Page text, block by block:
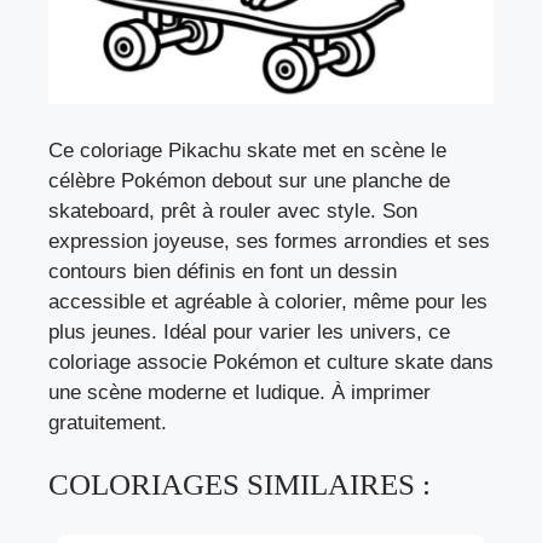
Ce coloriage Pikachu skate met en scène le
célèbre Pokémon debout sur une planche de
skateboard, prêt à rouler avec style. Son
expression joyeuse, ses formes arrondies et ses
contours bien définis en font un dessin
accessible et agréable à colorier, même pour les
plus jeunes. Idéal pour varier les univers, ce
coloriage associe Pokémon et culture skate dans
une scène moderne et ludique. À imprimer
gratuitement.
COLORIAGES SIMILAIRES :